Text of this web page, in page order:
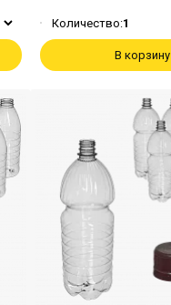
Количество:1
В корзину